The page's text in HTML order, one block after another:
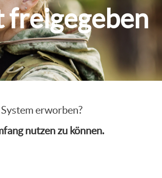
freigegeben
erworben?
nutzen zu können.